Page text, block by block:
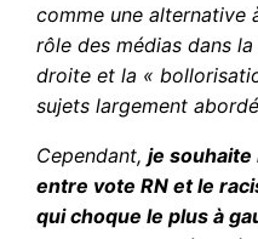
comme une alternative
rôle des médias dans
droite et la «
sujets largement
Cependant,je souhaite
entre vote RN et le
qui choque le plus à